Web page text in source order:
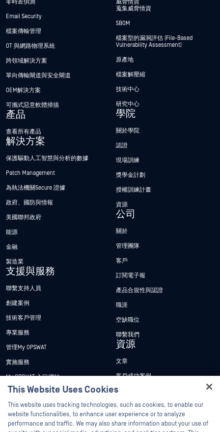
零時差偵測
Email Security
檔案傳輸管理
OT 與網路物理系統
跨領域解決方案
單向傳輸閘道與安全閘道
OEM解決方案
可攜式惡意軟體掃描
產品
查看所有產品
解決方案
保護驅動人工智慧與分析的數據
Patch Management
為執法機關Secure 證據
政府、國防與情報
美國聯邦政府
能源
金融
製造業
支援與服務
聯繫支持人員
創建案例
技術客戶管理
專業服務
管理My OPSWAT
實施服務
My OPSWAT 入口網站
技術檔案
訓練
漏洞通報計畫
威脅情資
蒐集威脅情資
SBOM
檔案型的漏洞評估 (File-Based
Vulnerability Assessment)
原產地
檔案解壓縮
技術中心
研究中心
學院
關於學院
認證
現場訓練
獎學金計劃
授權訓練計畫
資源
公司
關於
管理團隊
客戶
訂閱電子報
產品合規性與認證
職涯
空缺職位
聯繫我們
資源
文章
客戶成功案例
新聞稿
新聞報導
This Website Uses Cookies
This website uses tracking technologies, such as cookies, to enable our
website functionalities, to enhance user experience or to analyze
performance and traffic. We may also share information about your use of
Hey there!
I'm Ozzy, your OPSWAT virtual assistant.
How can I help you secure what's critical